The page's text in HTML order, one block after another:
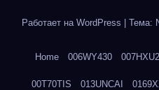
Работает на WordPress Тема:
Home 006WY430
00T70TIS 013UNCAI